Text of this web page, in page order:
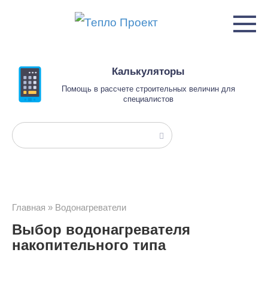
Калькуляторы
Помощь в рассчете строительных величин для
специалистов
Поиск:
Главная » Водонагреватели
Выбор водонагревателя
накопительного типа